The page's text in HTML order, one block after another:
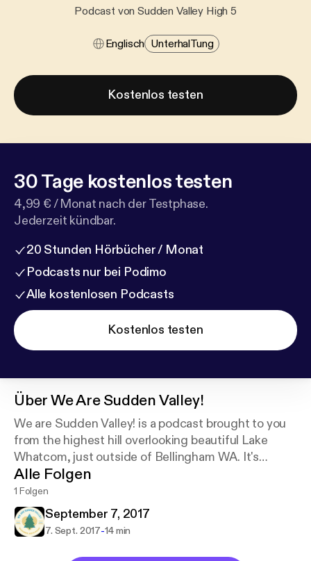
Podcast von Sudden Valley High 5
Englisch Unterhal​tung
Kostenlos testen
30 Tage kostenlos testen
4,99 € / Monat nach der Testphase.
Jederzeit kündbar.
20 Stunden Hörbücher / Monat
Podcasts nur bei Podimo
Alle kostenlosen Podcasts
Kostenlos testen
ÜberWe Are Sudden Valley!
We are Sudden Valley! is a podcast brought to you
from the highest hill overlooking beautiful Lake
Whatcom, just outside of Bellingham WA. It's
stories, music, people, interests, humor and rants.
Our podcasts are simply tiny fragments of our
compulsions.
Alle Folgen
1 Folgen
September 7, 2017
7. Sept. 2017-14 min